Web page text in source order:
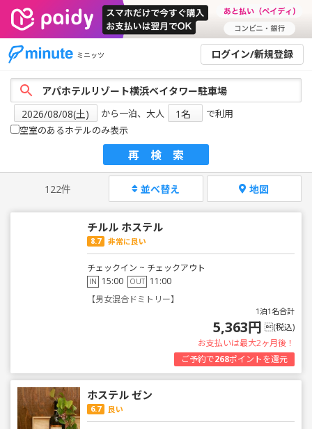
ミニッツ ログイン/新規登録
から一泊、大人
で利用
空室のあるホテルのみ表示
再検索
122件 並べ替え 地図
チルル ホステル
8.7 非常に良い
チェックイン ~ チェックアウト
IN 15:00 OUT 11:00
【男女混合ドミトリー】
1泊1名合計
5,363円 (税込)
お支払いは最大2ヶ月後！
ご予約で268ポイントを還元
ホステル ゼン
6.7 良い